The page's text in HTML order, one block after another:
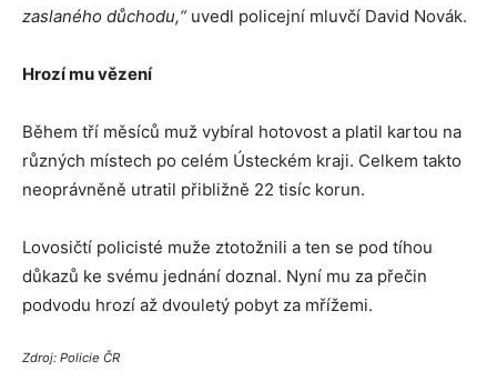
zaslaného důchodu,“uvedl policejní mluvčí David Novák.
Hrozí mu vězení
Během tří měsíců muž vybíral hotovost a platil kartou na
různých místech po celém Ústeckém kraji. Celkem takto
neoprávněně utratil přibližně 22 tisíc korun.
Lovosičtí policisté muže ztotožnili a ten se pod tíhou
důkazů ke svému jednání doznal. Nyní mu za přečin
podvodu hrozí až dvouletý pobyt za mřížemi.
Zdroj: Policie ČR